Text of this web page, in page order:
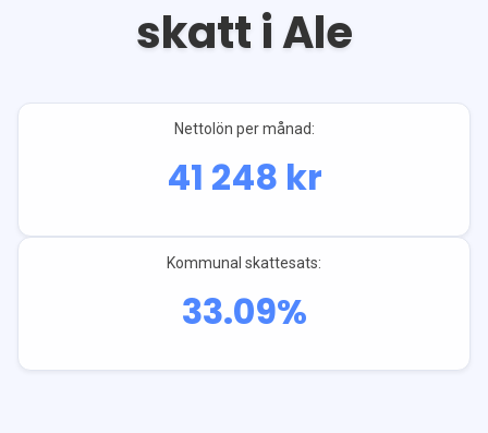
skatt iAle
Nettolön per månad:
41 248 kr
Kommunal skattesats:
33.09%